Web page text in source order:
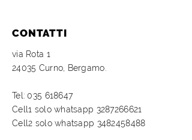
CONTATTI
via Rota 1
24035 Curno, Bergamo.
Tel:035 618647
Cell1 solo whatsapp 3287266621
Cell2 solowhatsapp 3482458488